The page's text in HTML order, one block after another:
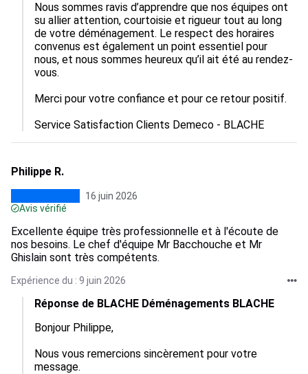
Nous sommes ravis d’apprendre que nos équipes ont
su allier attention, courtoisie et rigueur tout au long
de votre déménagement. Le respect des horaires
convenus est également un point essentiel pour
nous, et nous sommes heureux qu’il ait été au rendez-
vous.
Merci pour votre confiance et pour ce retour positif.
Service Satisfaction Clients Demeco - BLACHE
Philippe R.
16 juin 2026
Avis vérifié
Excellente équipe très professionnelle et à l'écoute de
nos besoins. Le chef d'équipe Mr Bacchouche et Mr
Ghislain sont très compétents.
Expérience du : 9 juin 2026
Réponse de BLACHE Déménagements BLACHE
Bonjour Philippe,
Nous vous remercions sincèrement pour votre
message.